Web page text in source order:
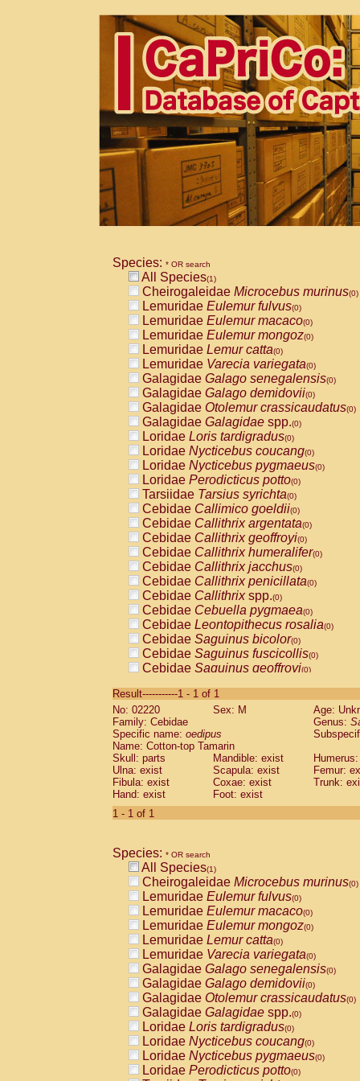
Species: * OR search
All Species(1)
Cheirogaleidae Microcebus murinus(0)
Lemuridae Eulemur fulvus(0)
Lemuridae Eulemur macaco(0)
Lemuridae Eulemur mongoz(0)
Lemuridae Lemur catta(0)
Lemuridae Varecia variegata(0)
Galagidae Galago senegalensis(0)
Galagidae Galago demidovii(0)
Galagidae Otolemur crassicaudatus(0)
Galagidae Galagidae spp.(0)
Loridae Loris tardigradus(0)
Loridae Nycticebus coucang(0)
Loridae Nycticebus pygmaeus(0)
Loridae Perodicticus potto(0)
Tarsiidae Tarsius syrichta(0)
Cebidae Callimico goeldii(0)
Cebidae Callithrix argentata(0)
Cebidae Callithrix geoffroyi(0)
Cebidae Callithrix humeralifer(0)
Cebidae Callithrix jacchus(0)
Cebidae Callithrix penicillata(0)
Cebidae Callithrixspp.(0)
Cebidae Cebuella pygmaea(0)
Cebidae Leontopithecus rosalia(0)
Cebidae Saguinus bicolor(0)
Cebidae Saguinus fuscicollis(0)
Cebidae Saguinus geoffroyi(0)
CebidaeSaguinus labiatus(0)
Cebidae Saguinus leucopus (0)
Cebidae
CebidaeSaguinus mystax
Cebidae Saguinus nigricollis (0)
Cebidae Saguinus oedipus
Cebidae Saguinus weddelli
Cebidae Saguinusspp.
Cebidae
CebidaeCebus capucinus
CebidaeCebus nigrivittatus
CebidaeCebus spp.(0)
CebidaeSaimiri boliviensis(0)
CebidaeSaimiri sciureus(0)
AtelidaeAlouatta caraya(0)
AtelidaeAlouatta fusca(0)
AtelidaeAlouatta seniculus(0)
AtelidaeAlouattaspp.(0)
AtelidaeAteles belzebuth(0)
AtelidaeAteles geoffroyi(0)
AtelidaeAteles paniscus(0)
AtelidaeAtelesspp.(0)
AtelidaeLagothrix lagothricha(0)
AtelidaeLagothrix lagothricha cana
PitheciidaeCacajao calvus
Result-----------1 - 1 of 1
No: 02220
Sex: M
Age:
Family: Cebidae
Genus:
Specific name: oedipus
Name: Cotton-top Tamarin
Skull: parts
Mandible: exist
Ulna: exist
Scapula: exist
Femur:
Fibula: exist
Coxae: exist
Trunk:
Hand: exist
Foot: exist
1 - 1 of 1
Species: * OR search
All Species(1)
Cheirogaleidae Microcebus murinus(0)
Lemuridae Eulemur fulvus(0)
Lemuridae Eulemur macaco(0)
Lemuridae Eulemur mongoz(0)
Lemuridae Lemur catta(0)
Lemuridae Varecia variegata(0)
Galagidae Galago senegalensis(0)
Galagidae Galago demidovii(0)
Galagidae Otolemur crassicaudatus(0)
Galagidae Galagidae spp.(0)
Loridae Loris tardigradus(0)
Loridae Nycticebus coucang(0)
Loridae Nycticebus pygmaeus(0)
Loridae Perodicticus potto(0)